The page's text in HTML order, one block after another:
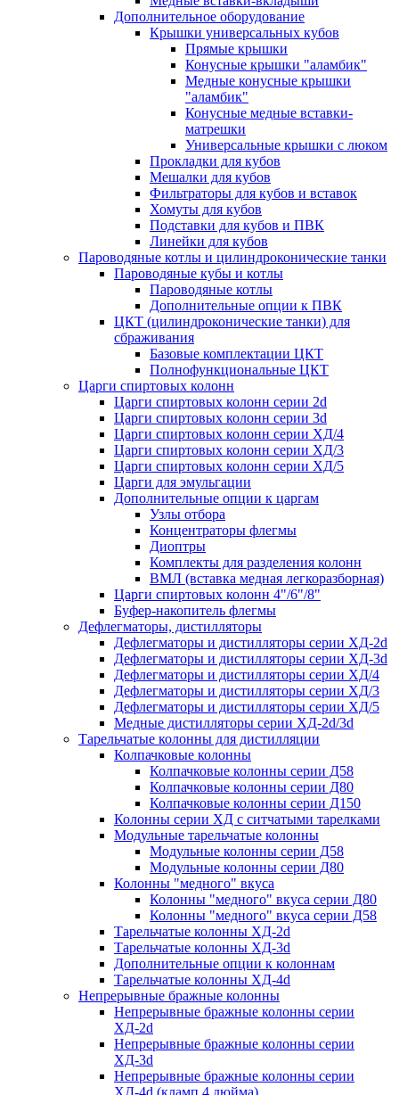
Дополнительное оборудование
Крышки универсальных кубов
Прямые крышки
Конусные крышки "аламбик"
Медные конусные крышки
"аламбик"
Конусные медные вставки-
матрешки
Универсальные крышки с люком
Прокладки для кубов
Мешалки для кубов
Фильтраторы для кубов и вставок
Хомуты для кубов
Подставки для кубов и ПВК
Линейки для кубов
Пароводяные котлы и цилиндроконические танки
Пароводяные кубы и котлы
Пароводяные котлы
Дополнительные опции к ПВК
ЦКТ (цилиндроконические танки) для
сбраживания
Базовые комплектации ЦКТ
Полнофункциональные ЦКТ
Царги спиртовых колонн
Царги спиртовых колонн серии 2d
Царги спиртовых колонн серии 3d
Царги спиртовых колонн серии ХД/4
Царги спиртовых колонн серии ХД/3
Царги спиртовых колонн серии ХД/5
Царги для эмульгации
Дополнительные опции к царгам
Узлы отбора
Концентраторы флегмы
Диоптры
Комплекты для разделения колонн
ВМЛ (вставка медная легкоразборная)
Царги спиртовых колонн 4"/6"/8"
Буфер-накопитель флегмы
Дефлегматоры, дистилляторы
Дефлегматоры и дистилляторы серии ХД-2d
Дефлегматоры и дистилляторы серии ХД-3d
Дефлегматоры и дистилляторы серии ХД/4
Дефлегматоры и дистилляторы серии ХД/3
Дефлегматоры и дистилляторы серии ХД/5
Медные дистилляторы серии ХД-2d/3d
Тарельчатые колонны для дистилляции
Колпачковые колонны
Колпачковые колонны серии Д58
Колпачковые колонны серии Д80
Колпачковые колонны серии Д150
Колонны серии ХД с ситчатыми тарелками
Модульные тарельчатые колонны
Модульные колонны серии Д58
Модульные колонны серии Д80
Колонны "медного" вкуса
Колонны "медного" вкуса серии Д80
Колонны "медного" вкуса серии Д58
Тарельчатые колонны ХД-2d
Тарельчатые колонны ХД-3d
Дополнительные опции к колоннам
Тарельчатые колонны ХД-4d
Непрерывные бражные колонны
Непрерывные бражные колонны серии
ХД-2d
Непрерывные бражные колонны серии
ХД-3d
Непрерывные бражные колонны серии
ХД-4d (кламп 4 дюйма)